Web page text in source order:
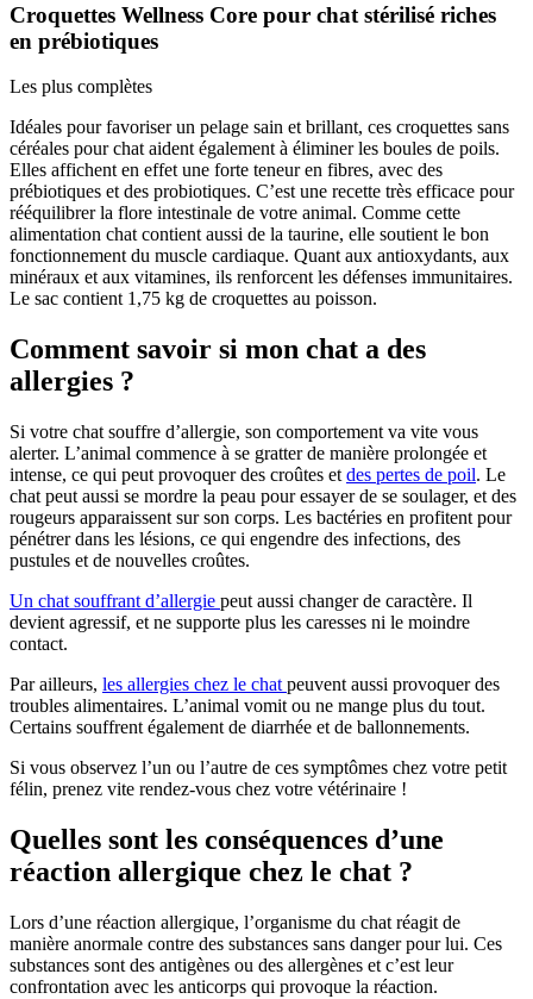
Croquettes Wellness Core pour chat stérilisé riches
en prébiotiques
Les plus complètes
Idéales pour favoriser un pelage sain et brillant, ces croquettes sans
céréales pour chat aident également à éliminer les boules de poils.
Elles affichent en effet une forte teneur en fibres, avec des
prébiotiques et des probiotiques. C’est une recette très efficace pour
rééquilibrer la flore intestinale de votre animal. Comme cette
alimentation chat contient aussi de la taurine, elle soutient le bon
fonctionnement du muscle cardiaque. Quant aux antioxydants, aux
minéraux et aux vitamines, ils renforcent les défenses immunitaires.
Le sac contient 1,75 kg de croquettes au poisson.
Comment savoir si mon chat a des
allergies ?
Si votre chat souffre d’allergie, son comportement va vite vous
alerter. L’animal commence à se gratter de manière prolongée et
intense, ce qui peut provoquer des croûtes et des pertes de poil. Le
chat peut aussi se mordre la peau pour essayer de se soulager, et des
rougeurs apparaissent sur son corps. Les bactéries en profitent pour
pénétrer dans les lésions, ce qui engendre des infections, des
pustules et de nouvelles croûtes.
Un chat souffrant d’allergie peut aussi changer de caractère. Il
devient agressif, et ne supporte plus les caresses ni le moindre
contact.
Par ailleurs, les allergies chez le chat peuvent aussi provoquer des
troubles alimentaires. L’animal vomit ou ne mange plus du tout.
Certains souffrent également de diarrhée et de ballonnements.
Si vous observez l’un ou l’autre de ces symptômes chez votre petit
félin, prenez vite rendez-vous chez votre vétérinaire !
Quelles sont les conséquences d’une
réaction allergique chez le chat ?
Lors d’une réaction allergique, l’organisme du chat réagit de
manière anormale contre des substances sans danger pour lui. Ces
substances sont des antigènes ou des allergènes et c’est leur
confrontation avec les anticorps qui provoque la réaction.